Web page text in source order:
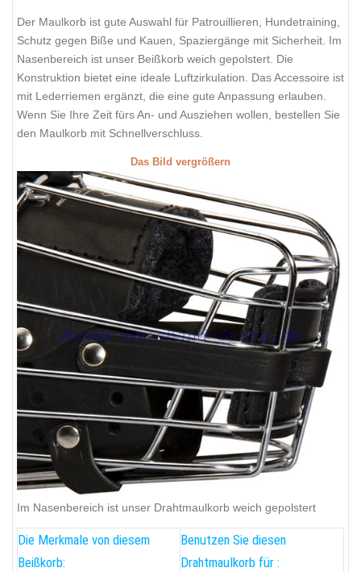
Der Maulkorb ist gute Auswahl für Patrouillieren, Hundetraining,
Schutz gegen Biße und Kauen, Spaziergänge mit Sicherheit. Im
Nasenbereich ist unser Beißkorb weich gepolstert. Die
Konstruktion bietet eine ideale Luftzirkulation. Das Accessoire ist
mit Lederriemen ergänzt, die eine gute Anpassung erlauben.
Wenn Sie Ihre Zeit fürs An- und Ausziehen wollen, bestellen Sie
den Maulkorb mit Schnellverschluss.
Das Bild vergrößern
Im Nasenbereich ist unser Drahtmaulkorb weich gepolstert
Die Merkmale von diesem
Beißkorb:
Benutzen Sie diesen
Drahtmaulkorb für :